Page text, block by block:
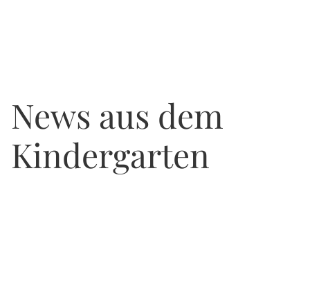
News aus dem
Kindergarten